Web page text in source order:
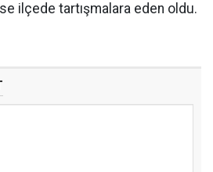
ilçede tartışmalara eden oldu.